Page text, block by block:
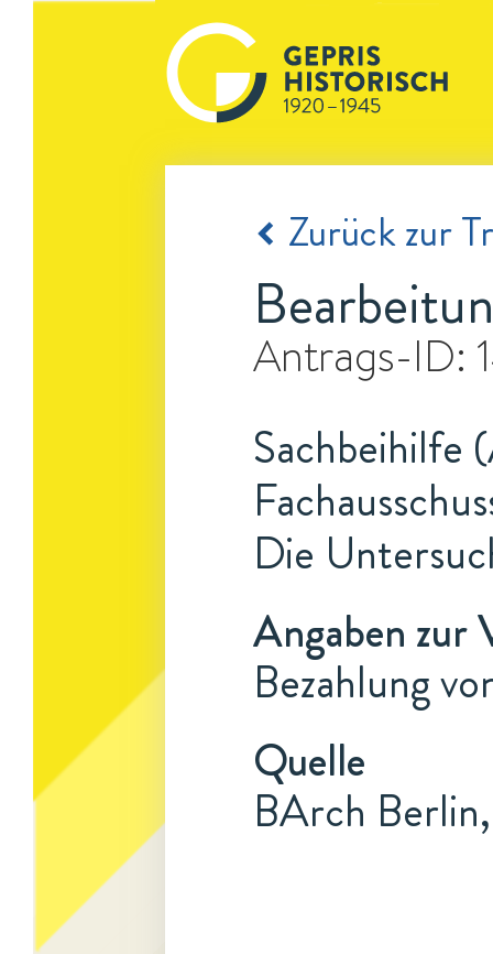
Zurück zur
Antrags-ID:
Sachbeihilfe
Die
Angaben zur
Bezahlung
Quelle
BArch